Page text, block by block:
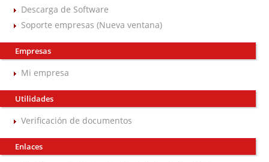
Descarga de Software
Soporte empresas (Nueva ventana)
Empresas
Mi empresa
Utilidades
Verificación de documentos
Enlaces